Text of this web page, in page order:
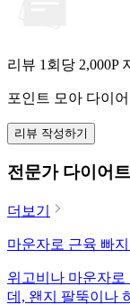
리뷰 1회당 2,000P
포인트 모아 다이
리뷰 작성하기
전문가 다이어
더보기
마운자로 근육 빠
위고비나 마운자
데, 왠지 팔뚝이나